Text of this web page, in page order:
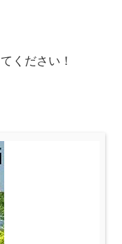
ください！